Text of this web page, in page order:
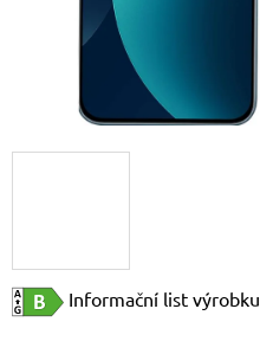
Informační list výrobku